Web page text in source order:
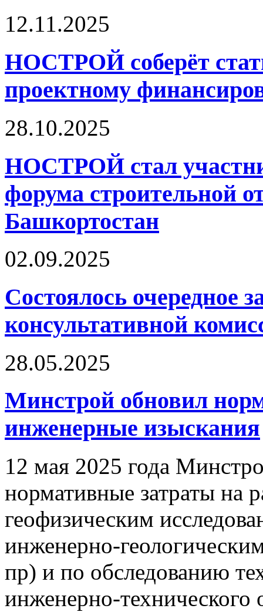
12.11.2025
НОСТРОЙ соберёт
проектному
28.10.2025
НОСТРОЙ стал
форума строительной
Башкортостан
02.09.2025
Состоялось очередное
консультативной
28.05.2025
Минстрой обновил
инженерные изыскания
12 мая 2025 года
нормативные затраты на
геофизическим
инженерно-
пр) и по обследованию
инженерно-